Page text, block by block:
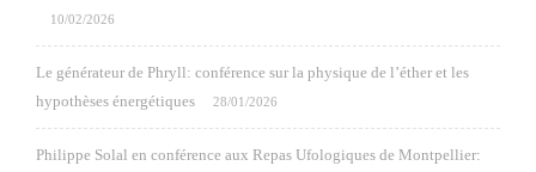
10/02/2026
Le générateur de Phryll: conférence sur la physique de l’éther et les
hypothèses énergétiques
28/01/2026
Philippe Solal en conférence aux Repas Ufologiques de Montpellier: